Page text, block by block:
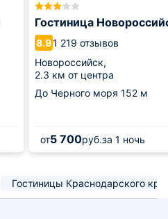
Гостиница
8.91 219 отзывов
Новороссийск,
2.3 км от центра
До Черного моря 152 м
от5 700руб.за 1 ночь
Гостиницы Краснодарского